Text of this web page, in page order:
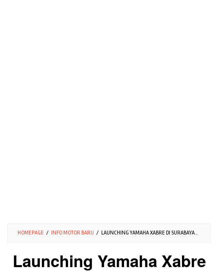
HOMEPAGE / INFO MOTOR BARU / LAUNCHING YAMAHA XABRE DI SURABAYA...
Launching Yamaha Xabre